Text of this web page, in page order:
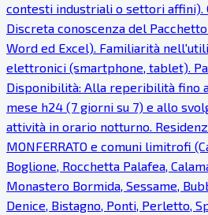
contesti industriali o settori affini).
Discreta conoscenza del
Word ed Excel). Familiarità
elettronici (smartphone, tablet).
Disponibilità: Alla reperibilità fino
mese h24 (7 giorni su 7) e allo
attività in orario notturno.
MONFERRATO e comuni limitrofi
Boglione, Rocchetta Palafea,
Monastero Bormida, Sessame,
Denice, Bistagno, Ponti, Perletto,